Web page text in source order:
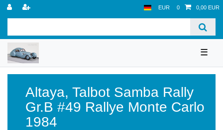
EUR 0 0,00 EUR
☰
Altaya, Talbot Samba Rally
Gr.B #49 Rallye Monte Carlo
1984